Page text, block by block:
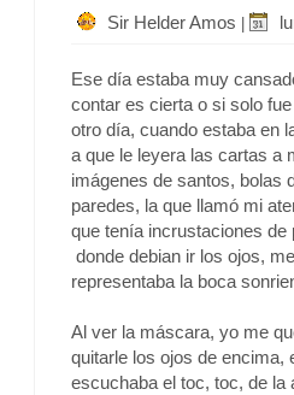
Sir Helder Amos
Ese día estaba muy
contar es cierta o si solo
otro día, cuando estaba en
a que le leyera las cartas a
imágenes de santos, bolas
paredes, la que llamó mi
que tenía incrustaciones de
donde debian ir los ojos,
representaba la boca
Al ver la máscara, yo me
quitarle los ojos de encima,
escuchaba el toc, toc, de la